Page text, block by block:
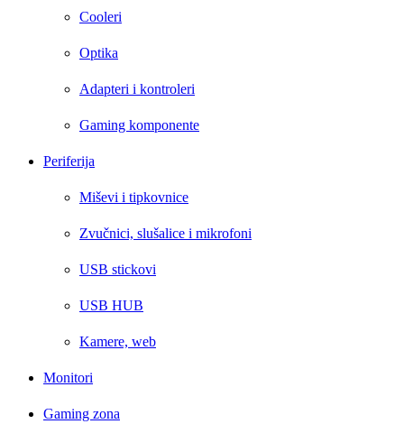
Cooleri
Optika
Adapteri i kontroleri
Gaming komponente
Periferija
Miševi i tipkovnice
Zvučnici, slušalice i mikrofoni
USB stickovi
USB HUB
Kamere, web
Monitori
Gaming zona